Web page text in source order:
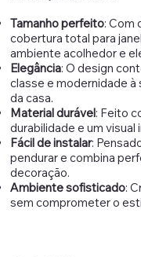
Tamanho perfeito: Com
cobertura total para
ambiente acolhedor e
Elegância: O design
classe e modernidade à
da casa.
Material durável: Feito
durabilidade e um
Fácil de instalar:
pendurar e combina
decoração.
Ambiente sofisticado:
sem comprometer o